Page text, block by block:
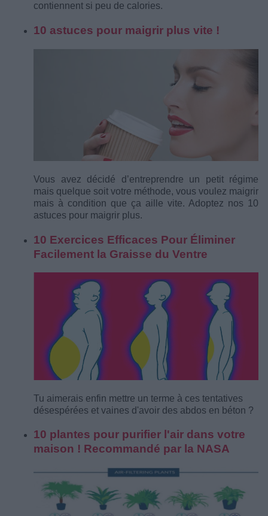
contiennent si peu de calories.
10 astuces pour maigrir plus vite !
Vous avez décidé d’entreprendre un petit régime
mais quelque soit votre méthode, vous voulez maigrir
mais à condition que ça aille vite. Adoptez nos 10
astuces pour maigrir plus.
10 Exercices Efficaces Pour Éliminer
Facilement la Graisse du Ventre
Tu aimerais enfin mettre un terme à ces tentatives
désespérées et vaines d'avoir des abdos en béton ?
10 plantes pour purifier l'air dans votre
maison ! Recommandé par la NASA